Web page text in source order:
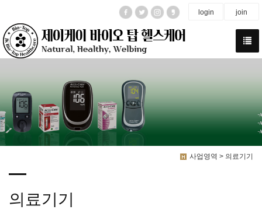
login join
사업영역 > 의료기기
의료기기